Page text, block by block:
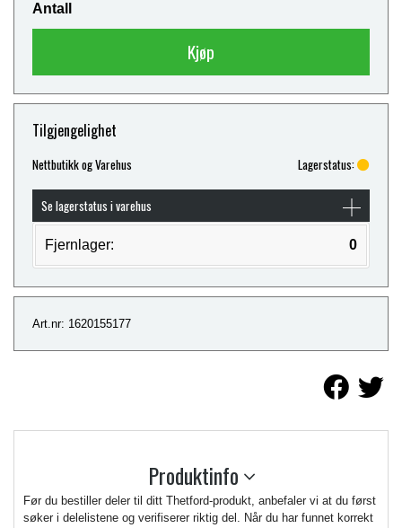
Antall
Kjøp
Tilgjengelighet
Nettbutikk og Varehus Lagerstatus:
Se lagerstatus i varehus
Fjernlager: 0
Art.nr: 1620155177
Produktinfo
Før du bestiller deler til ditt Thetford-produkt, anbefaler vi at du først
søker i delelistene og verifiserer riktig del. Når du har funnet korrekt